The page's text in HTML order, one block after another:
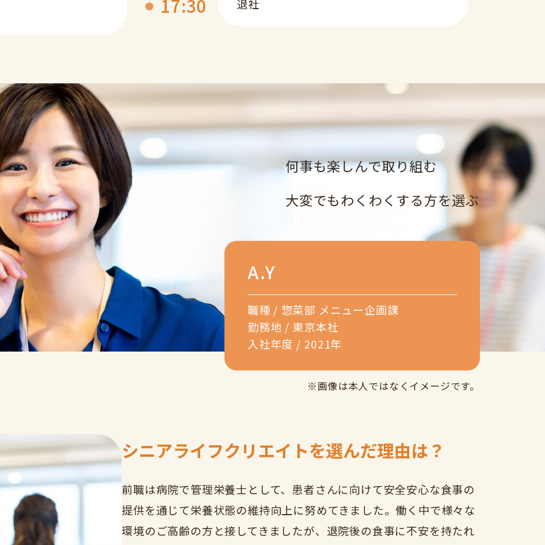
17:30 退社
何事も楽しんで取り組む
大変でもわくわくする方を選ぶ
A.Y
職種 / 惣菜部 メニュー企画課
勤務地 / 東京本社
入社年度 / 2021年
※画像は本人ではなくイメージです。
シニアライフクリエイトを選んだ理由は？
前職は病院で管理栄養士として、患者さんに向けて安全安心な食事の
提供を通じて栄養状態の維持向上に努めてきました。働く中で様々な
環境のご高齢の方と接してきましたが、退院後の食事に不安を持たれ